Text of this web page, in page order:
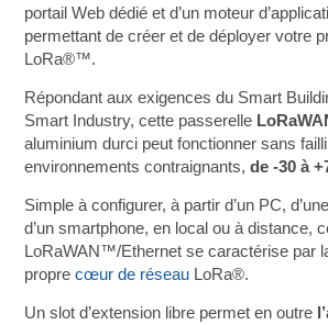
portail Web dédié et d’un moteur
permettant de créer et de déployer votre
LoRa®™.
Répondant aux exigences du Smart
Smart Industry, cette passerelle
aluminium durci peut fonctionner sans
environnements contraignants,de -30 à
Simple à configurer, à partir d’un PC,
d’un smartphone, en local ou à distance,
LoRaWAN™/Ethernet se caractérise par
proprecœur de réseau LoRa®.
Un slot d’extension libre permet en outre